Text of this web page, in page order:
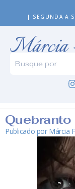
| SEGUNDA A
Publicado porMárcia